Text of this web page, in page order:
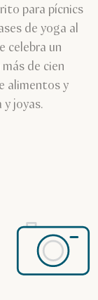
para pícnics
de yoga al
celebra un
de cien
alimentos y
joyas.